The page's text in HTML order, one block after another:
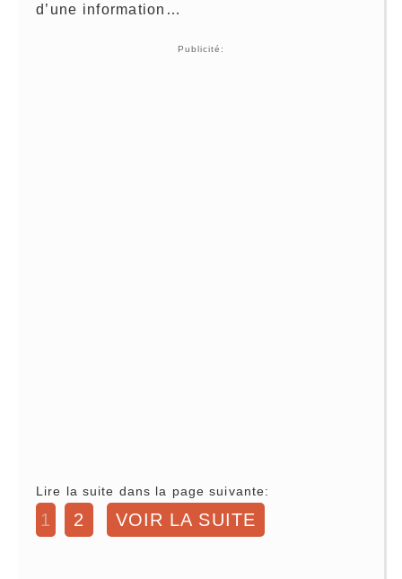
d’une information…
Publicité:
Lire la suite dans la page suivante:
1 2 VOIR LA SUITE